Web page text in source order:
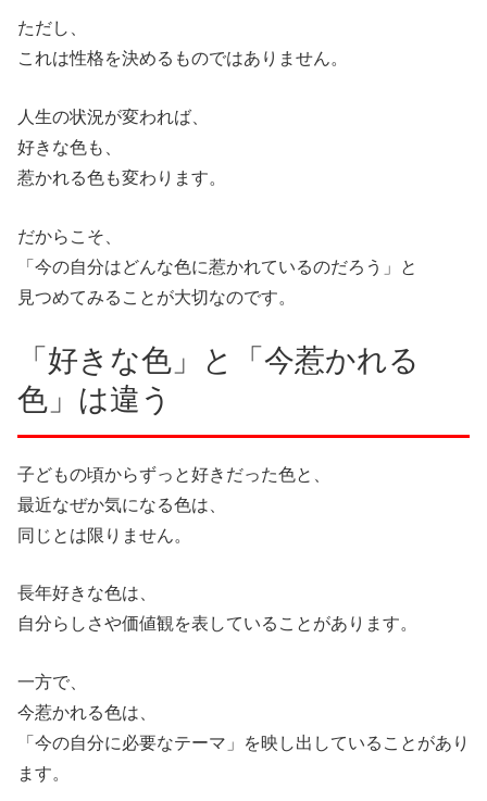
ただし、
これは性格を決めるものではありません。
人生の状況が変われば、
好きな色も、
惹かれる色も変わります。
だからこそ、
「今の自分はどんな色に惹かれているのだろう」と
見つめてみることが大切なのです。
「好きな色」と「今惹かれる
色」は違う
子どもの頃からずっと好きだった色と、
最近なぜか気になる色は、
同じとは限りません。
長年好きな色は、
自分らしさや価値観を表していることがあります。
一方で、
今惹かれる色は、
「今の自分に必要なテーマ」を映し出していることがあり
ます。